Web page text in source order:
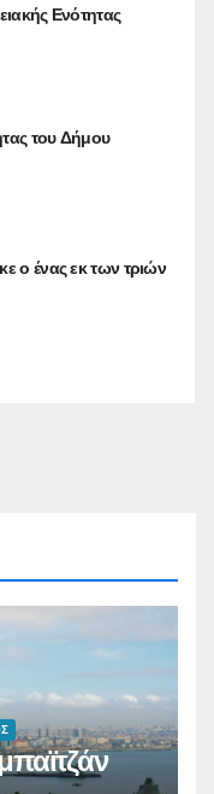
Ενότητας
του Δήμου
ο ένας εκ των τριών